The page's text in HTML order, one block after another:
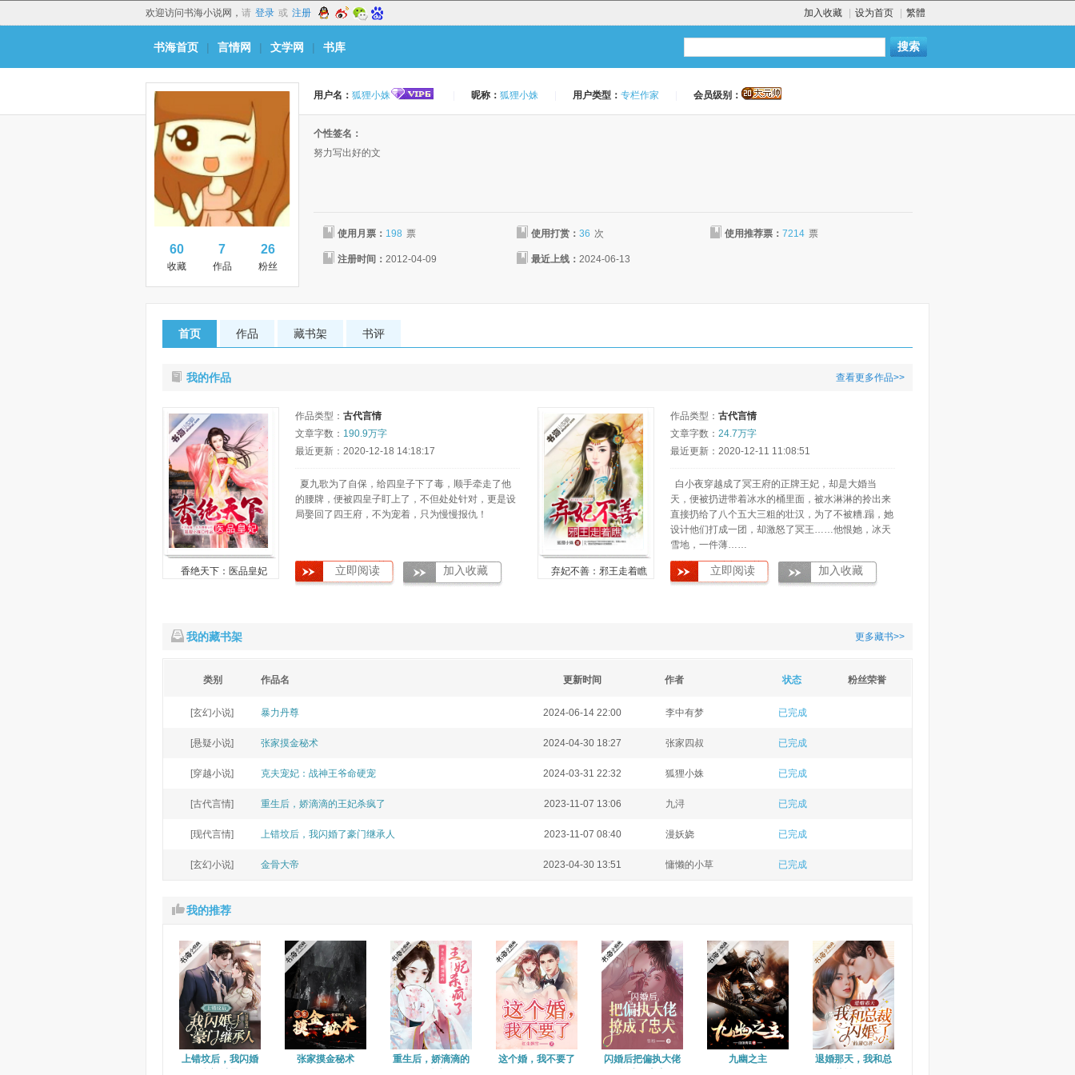
欢迎访问书海小说网， 请 登录 或 注册 加入收藏 设为首页 繁體
书海首页 | 言情网 | 文学网 | 书库
60
收藏
7
作品
26
粉丝
用户名： 狐狸小姝 昵称： 狐狸小姝 用户类型： 专栏作家 会员级别：
个性签名：
努力写出好的文
使用月票： 198 票 使用打赏：36 次 使用推荐票：7214 票
注册时间： 2012-04-09 最近上线：2024-06-13
首页 作品 藏书架 书评
我的作品 查看更多作品>>
香绝天下：医品皇妃
作品类型： 古代言情
文章字数： 190.9万字
最近更新：2020-12-18 14:18:17
夏九歌为了自保，给四皇子下了毒，顺手牵走了他
的腰牌，便被四皇子盯上了，不但处处针对，更是设
局娶回了四王府，不为宠着，只为慢慢报仇！
立即阅读 加入收藏 弃妃不善：邪王走着瞧
作品类型： 古代言情
文章字数： 24.7万字
最近更新：2020-12-11 11:08:51
白小夜穿越成了冥王府的正牌王妃，却是大婚当
天，便被扔进带着冰水的桶里面，被水淋淋的拎出来
直接扔给了八个五大三粗的壮汉，为了不被糟.蹋，她
设计他们打成一团，却激怒了冥王……他恨她，冰天
雪地，一件薄……
立即阅读 加入收藏
我的藏书架 更多藏书>>
类别 作品名 更新时间 作者 状态 粉丝荣誉
[玄幻小说] 暴力丹尊 2024-06-14 22:00 李中有梦 已完成
[悬疑小说] 张家摸金秘术 2024-04-30 18:27 张家四叔 已完成
[穿越小说] 克夫宠妃：战神王爷命硬宠 2024-03-31 22:32 狐狸小姝 已完成
[古代言情] 重生后，娇滴滴的王妃杀疯了 2023-11-07 13:06 九浔 已完成
[现代言情] 上错坟后，我闪婚了豪门继承人 2023-11-07 08:40 漫妖娆 已完成
[玄幻小说] 金骨大帝 2023-04-30 13:51 慵懒的小草 已完成
我的推荐
上错坟后，我闪婚
张家摸金秘术
重生后，娇滴滴的
这个婚，我不要了
闪婚后把偏执大佬
九幽之主
退婚那天，我和总